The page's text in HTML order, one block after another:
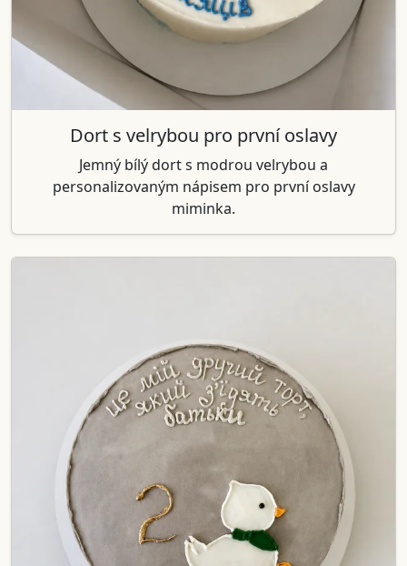
Dort s velrybou pro první oslavy
Jemný bílý dort s modrou velrybou a
personalizovaným nápisem pro první oslavy
miminka.